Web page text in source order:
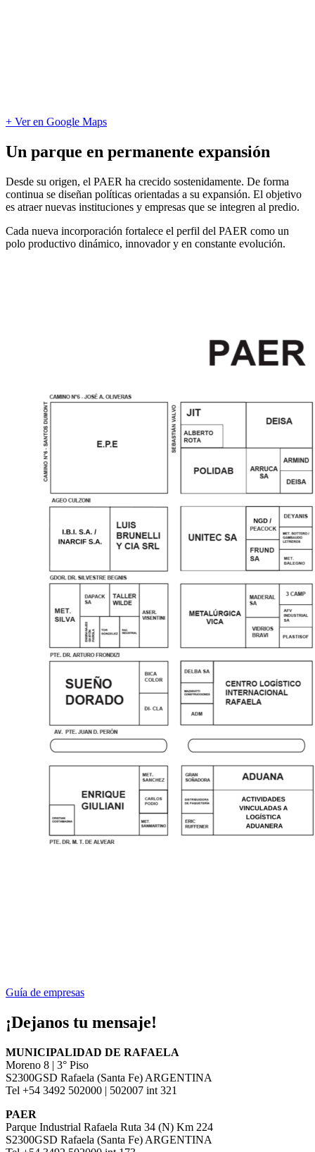
+ Ver en Google Maps
Un parque en permanente expansión
Desde su origen, el PAER ha crecido sostenidamente. De forma
continua se diseñan políticas orientadas a su expansión. El objetivo
es atraer nuevas instituciones y empresas que se integren al predio.
Cada nueva incorporación fortalece el perfil del PAER como un
polo productivo dinámico, innovador y en constante evolución.
Guía de empresas
¡Dejanos tu mensaje!
MUNICIPALIDAD DE RAFAELA
Moreno 8 | 3° Piso
S2300GSD Rafaela (Santa Fe) ARGENTINA
Tel +54 3492 502000 | 502007 int 321
PAER
Parque Industrial Rafaela Ruta 34 (N) Km 224
S2300GSD Rafaela (Santa Fe) ARGENTINA